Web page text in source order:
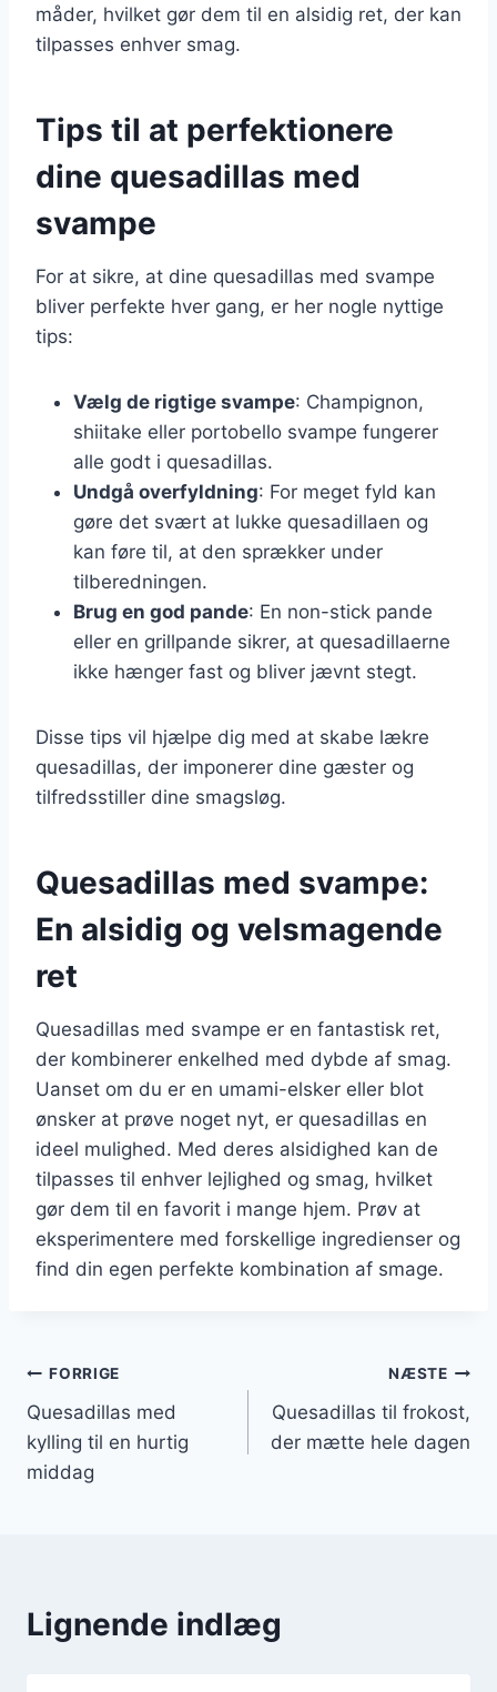
måder, hvilket gør dem til en alsidig ret, der kan
tilpasses enhver smag.
Tips til at perfektionere
dine quesadillas med
svampe
For at sikre, at dine quesadillas med svampe
bliver perfekte hver gang, er her nogle nyttige
tips:
Vælg de rigtige svampe: Champignon,
shiitake eller portobello svampe fungerer
alle godt i quesadillas.
Undgå overfyldning: For meget fyld kan
gøre det svært at lukke quesadillaen og
kan føre til, at den sprækker under
tilberedningen.
Brug en god pande: En non-stick pande
eller en grillpande sikrer, at quesadillaerne
ikke hænger fast og bliver jævnt stegt.
Disse tips vil hjælpe dig med at skabe lækre
quesadillas, der imponerer dine gæster og
tilfredsstiller dine smagsløg.
Quesadillas med svampe:
En alsidig og velsmagende
ret
Quesadillas med svampe er en fantastisk ret,
der kombinerer enkelhed med dybde af smag.
Uanset om du er en umami-elsker eller blot
ønsker at prøve noget nyt, er quesadillas en
ideel mulighed. Med deres alsidighed kan de
tilpasses til enhver lejlighed og smag, hvilket
gør dem til en favorit i mange hjem. Prøv at
eksperimentere med forskellige ingredienser og
find din egen perfekte kombination af smage.
Indlægsnavigation
FORRIGE
Quesadillas med
kylling til en hurtig
middag
NÆSTE
Quesadillas til frokost,
der mætte hele dagen
Lignende indlæg